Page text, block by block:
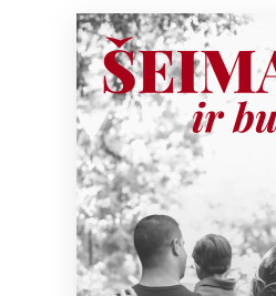
Naujienos
Bibliotekoms